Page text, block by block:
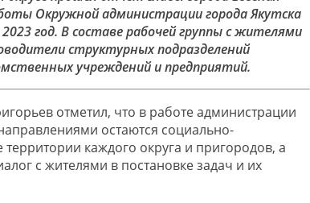
Окружной администрации города Якутска
год. В составе рабочей группы с жителями
структурных подразделений
учреждений и предприятий.
отметил, что в работе администрации
остаются социально-
каждого округа и пригородов, а
с жителями в постановке задач и их